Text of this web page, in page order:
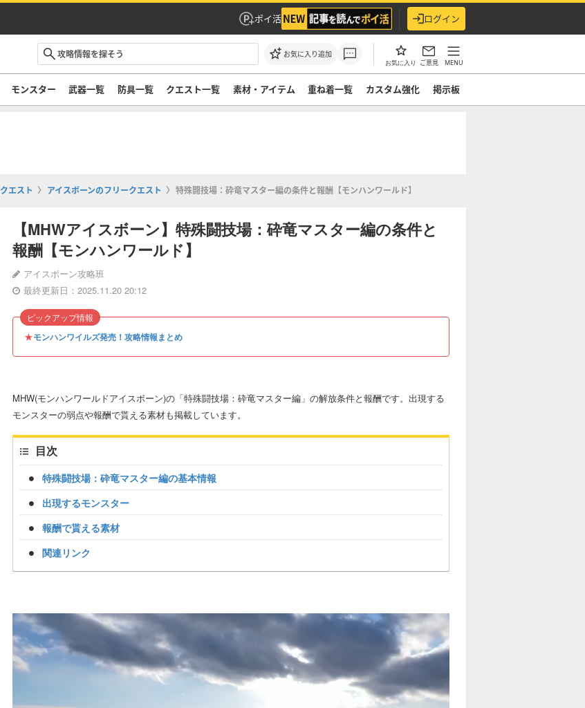
ポイ活 ログイン
お気に入り追加
お気に入り ご意見 MENU
モンスター 武器一覧 防具一覧 クエスト一覧 素材・アイテム 重ね着一覧 カスタム強化 掲示板
クエスト アイスボーンのフリークエスト 特殊闘技場：砕竜マスター編の条件と報酬【モンハンワールド】
【MHWアイスボーン】特殊闘技場：砕竜マスター編の条件と
報酬【モンハンワールド】
アイスボーン攻略班
最終更新日：2025.11.20 20:12
★モンハンワイルズ発売！攻略情報まとめ
ピックアップ情報
MHW(モンハンワールドアイスボーン)の「特殊闘技場：砕竜マスター編」の解放条件と報酬です。出現する
モンスターの弱点や報酬で貰える素材も掲載しています。
目次
特殊闘技場：砕竜マスター編の基本情報
出現するモンスター
報酬で貰える素材
関連リンク